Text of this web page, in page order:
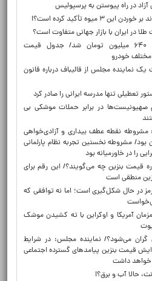
آزاد در راه پیوستن به پرسپولیس
این ۳ میوه تأکید کرده است؟!
در ایران با بازار جهانی متفاوت است؟
پژوپارس ۶۴۰ میلیون تومان شد/ جدول قیمت
خودرو
نماینده مجلس از قالیباف درباره قانون
تعطیلی تنها مدرسه ایرانی را صادر کرد
در برابر حملات موشکی بی
مشروطه نقطه عطف بیداری و آزادی‌خواهی
بود/ مشروطه نخستین تجربه نظام پارلمانی
را در خاورمیانه بود
قیمت بنزین چه می‌گویند؟/ این رقم برای
منطقی است
در حال شکل‌گیری است؛ اما نه توافقی که
آمریکا و اوکراین با ته کشیدن موشک
گران می‌شود؟/ نماینده مجلس: در شرایط
قیمت بنزین پیامدهای گسترده اجتماعی
خواهد داشت
حالا آب و برق؟!